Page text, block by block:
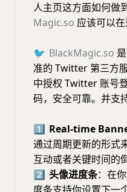
人主页这方面如何做
Magic.so 应该可以在
🐦 BlackMagic.so
准的 Twitter 第三方
中授权 Twitter 账号
码，安全可靠。并支
1⃣️ Real-time
通过周期更新的形式
互动或者关键时间的
2⃣️ 头像进度条：在